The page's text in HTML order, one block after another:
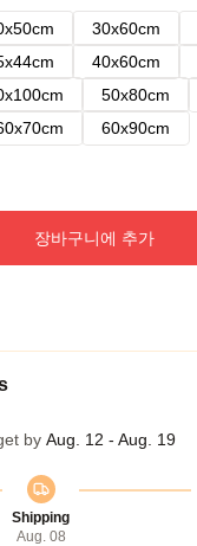
30x60cm
40x60cm
50x80cm
60x90cm
장바구니에 추가
by Aug. 12 - Aug. 19
Shipping
Aug. 08